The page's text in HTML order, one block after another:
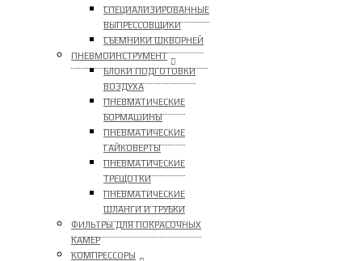
СПЕЦИАЛИЗИРОВАННЫЕ
ВЫПРЕССОВЩИКИ
CЪЕМНИКИ ШКВОРНЕЙ
ПНЕВМОИНСТРУМЕНТ
БЛОКИ ПОДГОТОВКИ
ВОЗДУХА
ПНЕВМАТИЧЕСКИЕ
БОРМАШИНЫ
ПНЕВМАТИЧЕСКИЕ
ГАЙКОВЕРТЫ
ПНЕВМАТИЧЕСКИЕ
ТРЕЩОТКИ
ПНЕВМАТИЧЕСКИЕ
ШЛАНГИ И ТРУБКИ
ФИЛЬТРЫ ДЛЯ ПОКРАСОЧНЫХ
КАМЕР
КОМПРЕССОРЫ